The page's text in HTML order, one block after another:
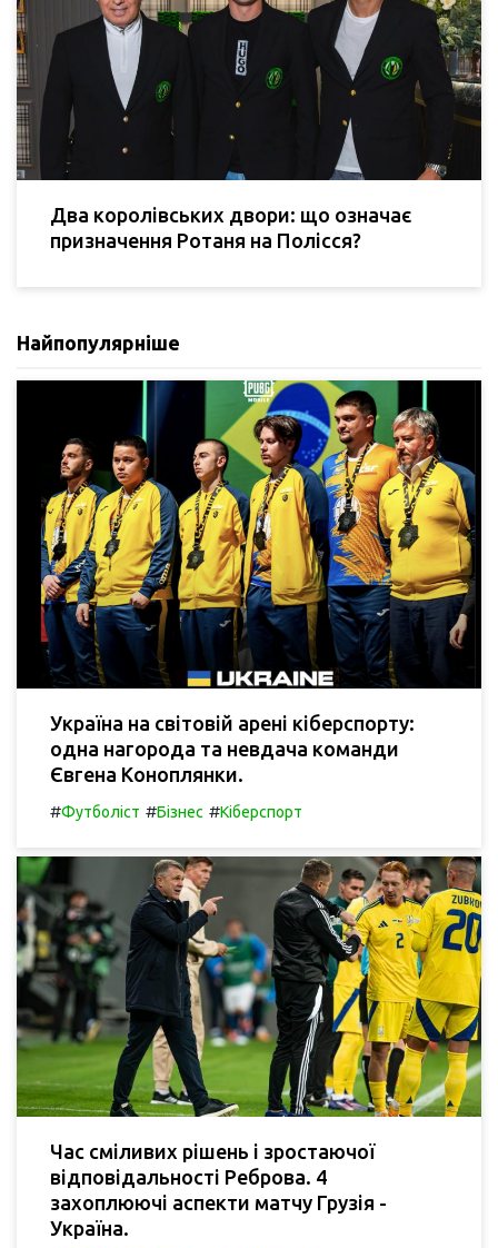
Два королівських двори: що означає
призначення Ротаня на Полісся?
Найпопулярніше
Україна на світовій арені кіберспорту:
одна нагорода та невдача команди
Євгена Коноплянки.
#Футболіст #Бізнес #Кіберспорт
Час сміливих рішень і зростаючої
відповідальності Реброва. 4
захоплюючі аспекти матчу Грузія -
Україна.